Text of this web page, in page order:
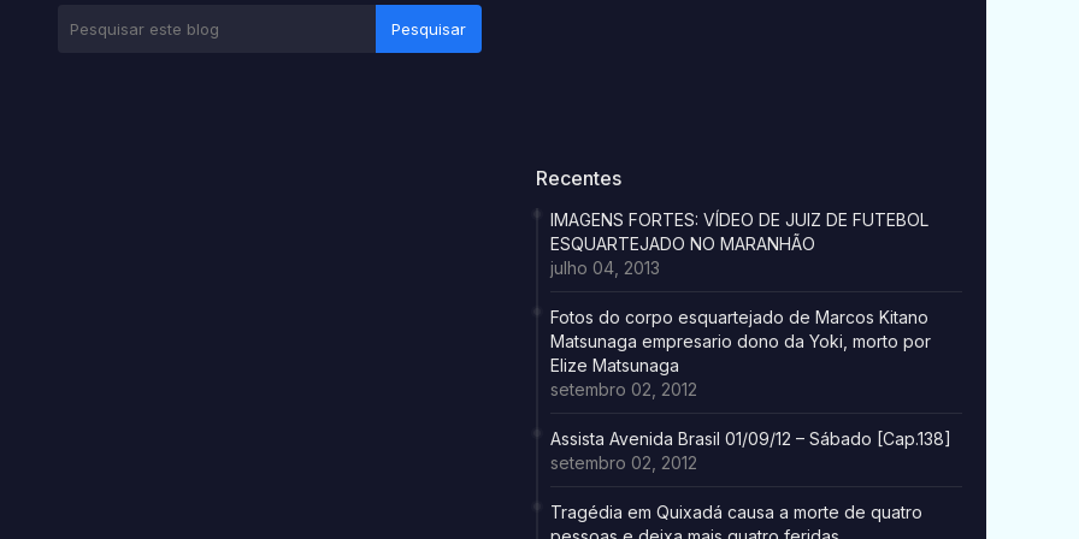
Recentes
IMAGENS FORTES: VÍDEO DE JUIZ DE FUTEBOL
ESQUARTEJADO NO MARANHÃO
julho 04, 2013
Fotos do corpo esquartejado de Marcos Kitano
Matsunaga empresario dono da Yoki, morto por
Elize Matsunaga
setembro 02, 2012
Assista Avenida Brasil 01/09/12 – Sábado [Cap.138]
setembro 02, 2012
Tragédia em Quixadá causa a morte de quatro